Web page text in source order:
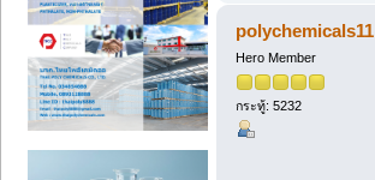
polychemicals11
Hero Member
กระทู้: 5232